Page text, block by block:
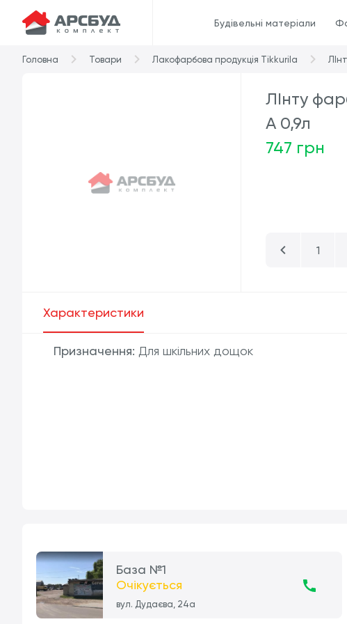
Будівельні матеріали
Головна Товари Лакофарбова продукція Tikkurila
ЛІнту
А 0,9л
747 грн
Характеристики
Призначення: Для шкільних дощок
База №1
Очікується
вул. Дудаєва, 24а